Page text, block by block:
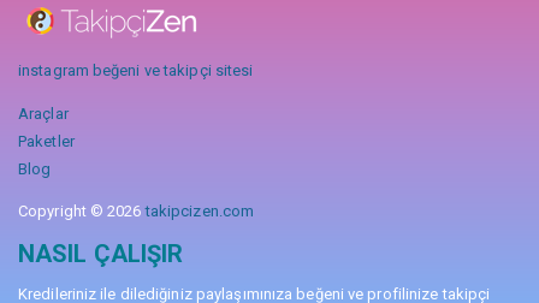
instagram beğeni ve takipçi sitesi
Araçlar
Paketler
Blog
Copyright © 2026takipcizen.com
NASIL ÇALIŞIR
Kredileriniz ile dilediğiniz paylaşımınıza beğeni ve profilinize takipçi